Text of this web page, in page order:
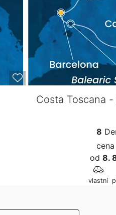
Costa Toscana
8
od 8.
vlastní